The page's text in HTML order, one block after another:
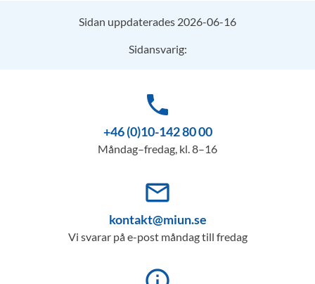
Sidan uppdaterades 2026-06-16
Sidansvarig:
phone
+46 (0)10-142 80 00
Måndag–fredag, kl. 8–16
mail_outline
kontakt@miun.se
Vi svarar på e-post måndag till fredag